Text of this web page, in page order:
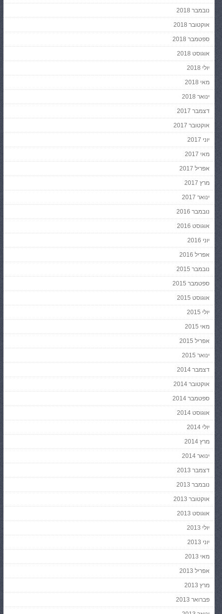
נובמבר 2018
אוקטובר 2018
ספטמבר 2018
אוגוסט 2018
יולי 2018
מאי 2018
ינואר 2018
דצמבר 2017
אוקטובר 2017
יוני 2017
מאי 2017
אפריל 2017
מרץ 2017
ינואר 2017
נובמבר 2016
אוגוסט 2016
יוני 2016
אפריל 2016
נובמבר 2015
ספטמבר 2015
אוגוסט 2015
יולי 2015
מאי 2015
אפריל 2015
ינואר 2015
דצמבר 2014
אוקטובר 2014
ספטמבר 2014
אוגוסט 2014
יולי 2014
מרץ 2014
ינואר 2014
דצמבר 2013
נובמבר 2013
אוקטובר 2013
אוגוסט 2013
יולי 2013
יוני 2013
מאי 2013
אפריל 2013
מרץ 2013
פברואר 2013